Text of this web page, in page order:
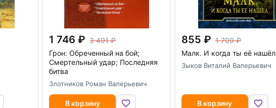
1 746
3 491
Грон: Обреченный на бой;
Смертельный удар; Последняя
битва
Злотников Роман Валерьевич
В корзину
855
1 709
Малк. И когда ты её нашёл
Зыков Виталий Валерьевич
В корзину